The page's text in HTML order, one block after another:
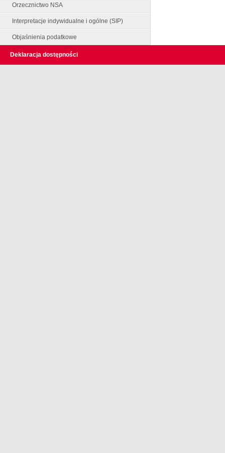
Orzecznictwo NSA
Interpretacje indywidualne i ogólne (SIP)
Objaśnienia podatkowe
Deklaracja dostępności